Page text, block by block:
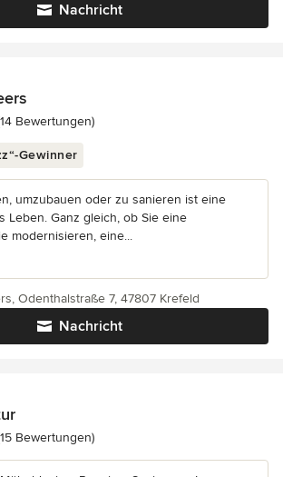
Nachricht
5 von 5 Sternen
Bewertungen)
Gewinner
umzubauen oder zu sanieren ist eine
Leben. Ganz gleich, ob Sie eine
modernisieren, eine...
Nachricht
Odenthalstraße 7, 47807 Krefeld
5 von 5 Sternen
Bewertungen)